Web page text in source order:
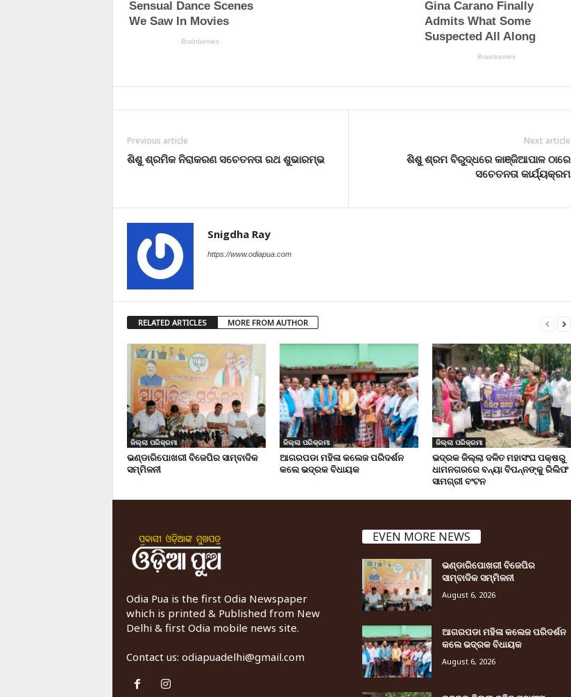
Previous article
ଶିଶୁ ଶ୍ରମିକ ନିରାକରଣ ସଚେତନତା ରଥ ଶୁଭାରମ୍ଭ
Next article
ଶିଶୁ ଶ୍ରମ ବିରୁଦ୍ଧରେ କାଞ୍ଜିଆପାଳ ଠାରେ
ସଚେତନତା କାର୍ଯ୍ୟକ୍ରମ
Snigdha Ray
https://www.odiapua.com
RELATED ARTICLES MORE FROM AUTHOR
ଜିଲ୍ଲା ପରିକ୍ରମା
ଭଣ୍ଡାରିପୋଖରୀ ବିଜେପିର ସାମ୍ବାଦିକ
ସମ୍ମିଳନୀ
ଜିଲ୍ଲା ପରିକ୍ରମା
ଆଗରପଡା ମହିଳା କଲେଜ ପରିଦର୍ଶନ
କଲେ ଭଦ୍ରକ ବିଧାୟକ
ଜିଲ୍ଲା ପରିକ୍ରମା
ଭଦ୍ରକ ଜିଲ୍ଲା ଦଳିତ ମହାସଂଘ ପକ୍ଷରୁ
ଧାମନଗରରେ ବନ୍ୟା ବିପନ୍ନଙ୍କୁ ରିଲିଫ
ସାମଗ୍ରୀ ବଂଟନ
Odia Pua is the first Odia Newspaper
which is printed & Published from New
Delhi & first Odia mobile news site.
Contact us: odiapuadelhi@gmail.com
EVEN MORE NEWS
ଭଣ୍ଡାରିପୋଖରୀ ବିଜେପିର
ସାମ୍ବାଦିକ ସମ୍ମିଳନୀ
August 6, 2026
ଆଗରପଡା ମହିଳା କଲେଜ ପରିଦର୍ଶନ
କଲେ ଭଦ୍ରକ ବିଧାୟକ
August 6, 2026